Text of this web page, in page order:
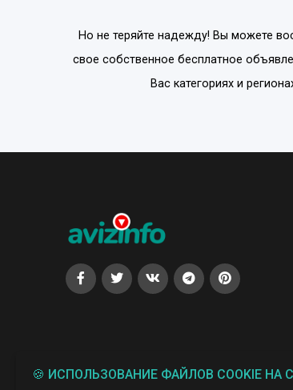
Но не теряйте надежду! Вы можете
свое собственное бесплатное
Вас категориях и
🍪 ИСПОЛЬЗОВАНИЕ ФАЙЛОВ COOKIE НА